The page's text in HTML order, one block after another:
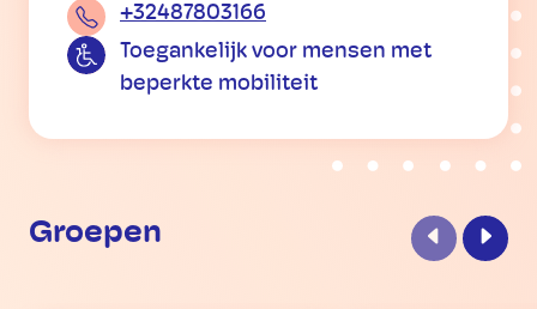
+32487803166
Toegankelijk voor mensen met
beperkte mobiliteit
Groepen Vorige